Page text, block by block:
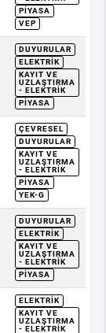
PIYASA
VEP
DUYURULAR
ELEKTRIK
KAYIT VE
UZLAŞTIRMA
- ELEKTRIK
PIYASA
ÇEVRESEL
DUYURULAR
KAYIT VE
UZLAŞTIRMA
- ELEKTRIK
PIYASA
YEK-G
DUYURULAR
ELEKTRIK
KAYIT VE
UZLAŞTIRMA
- ELEKTRIK
PIYASA
ELEKTRIK
KAYIT VE
UZLAŞTIRMA
- ELEKTRIK